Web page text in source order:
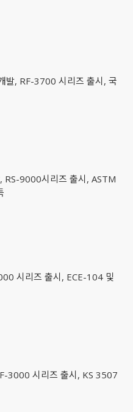
발, RF-3700 시리즈 출시, 국
RS-9000시리즈 출시, ASTM
시리즈 출시, ECE-104 및
3000 시리즈 출시, KS 3507